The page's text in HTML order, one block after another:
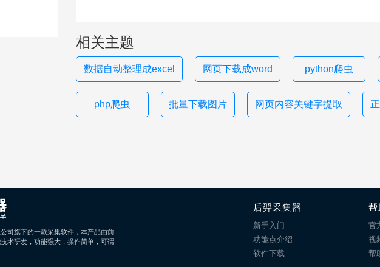
相关主题
数据自动整理成excel 网页下载成word python爬虫
php爬虫 批量下载图片 网页内容关键字提取
司旗下的一款采集软件，本产品由前
术研发，功能强大，操作简单，可谓
后羿采集器
新手入门
功能点介绍
软件下载
帮
官
视
帮